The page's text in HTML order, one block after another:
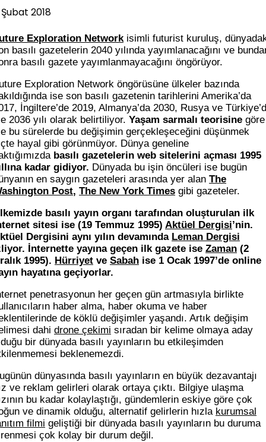
Şubat 2018
Exploration Networkisimli futurist kuruluş,
basılı gazetelerin 2040 yılında yayımlanacağını ve
basılı gazete yayımlanmayacağını öngörüyor.
Exploration Network öngörüsüne ülkeler bazında
ise son basılı gazetenin tarihlerini Amerika’da
İngiltere’de 2019, Almanya’da 2030, Rusya ve
2036 yılı olarak belirtiliyor. Yaşam sarmalı teorisine göre
bu sürelerde bu değişimin gerçekleşeceğini düşünmek
hayal gibi görünmüyor. Dünya geneline
basılı gazetelerin web sitelerini açması 1995
kadar gidiyor. Dünyada bu işin öncüleri ise bugün
en saygın gazeteleri arasında yer alan The
Post, The New York Times gibi gazeteler.
basılı yayın organı tarafından oluşturulan ilk
sitesi ise (19 Temmuz 1995) Aktüel Dergisi’nin.
Dergisini aynı yılın devamında Leman Dergisi
İnternette yayına geçen ilk gazete ise Zaman (2
1995). Hürriyet ve Sabah ise 1 Ocak 1997’de online
hayatına geçiyorlar.
penetrasyonun her geçen gün artmasıyla birlikte
haber alma, haber okuma ve haber
de köklü değişimler yaşandı. Artık değişim
dahi drone çekimi sıradan bir kelime olmaya aday
bir dünyada basılı yayınların bu etkileşimden
beklenemezdi.
dünyasında basılı yayınların en büyük dezavantajı
ve reklam gelirleri olarak ortaya çıktı. Bilgiye ulaşma
bu kadar kolaylaştığı, gündemlerin eskiye göre çok
ve dinamik olduğu, alternatif gelirlerin hızla kurumsal
filmi geliştiği bir dünyada basılı yayınların bu duruma
çok kolay bir durum değil.